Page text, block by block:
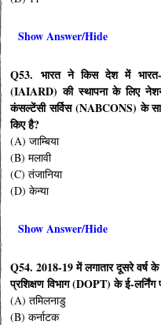
Show Answer/Hide
Q53. भारत ने किस देश में भारत-
(IAIARD) की स्थापना के लिए
कंसल्टेंसी सर्विस (NABCONS) के
किए है?
(A) जाम्बिया
(B) मलावी
(C) तंजानिया
(D) केन्या
Show Answer/Hide
Q54. 2018-19 में लगातार दूसरे वर्ष
प्रशिक्षण विभाग (DOPT) के ई-लर्निंग
(A) तमिलनाडु
(B) कर्नाटक